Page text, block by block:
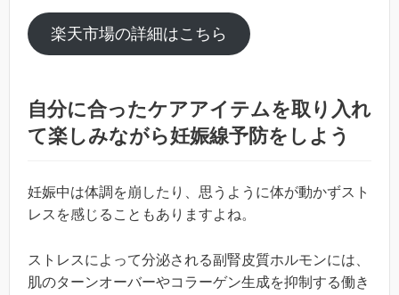
楽天市場の詳細はこちら
自分に合ったケアアイテムを取り入れ
て楽しみながら妊娠線予防をしよう
妊娠中は体調を崩したり、思うように体が動かずスト
レスを感じることもありますよね。
ストレスによって分泌される副腎皮質ホルモンには、
肌のターンオーバーやコラーゲン生成を抑制する働き